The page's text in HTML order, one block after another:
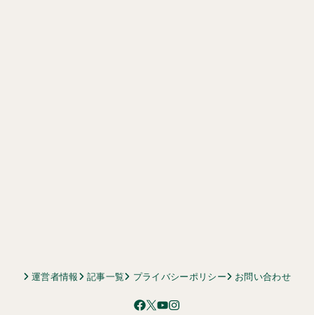
運営者情報 記事一覧 プライバシーポリシー お問い合わせ